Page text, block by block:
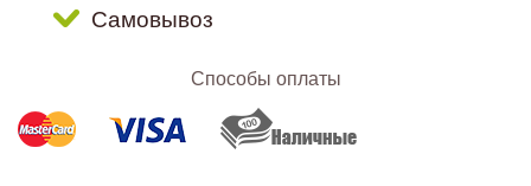
Самовывоз
Способы оплаты